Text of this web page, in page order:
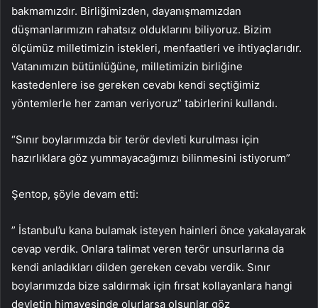
bakmamızdır. Birliğimizden, dayanışmamızdan
düşmanlarımızın rahatsız olduklarını biliyoruz. Bizim
ölçümüz milletimizin istekleri, menfaatleri ve ihtiyaçlarıdır.
Vatanımızın bütünlüğüne, milletimizin birliğine
kastedenlere ise gereken cevabı kendi seçtiğimiz
yöntemlerle her zaman veriyoruz” tabirlerini kullandı.
“Sınır boylarımızda bir terör devleti kurulması için
hazırlıklara göz yummayacağımızı bilinmesini istiyorum”
Şentop, şöyle devam etti:
” İstanbul’u kana bulamak isteyen hainleri önce yakalayarak
cevap verdik. Onlara talimat veren terör unsurlarına da
kendi anladıkları dilden gereken cevabı verdik. Sınır
boylarımızda bize saldırmak için fırsat kollayanlara hangi
devletin himayesinde olurlarsa olsunlar göz